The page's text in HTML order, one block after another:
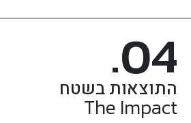
.04
התוצאות בשטח
The Impact